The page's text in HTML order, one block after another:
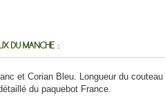
DU MANCHE :
et Corian Bleu. Longueur du
du paquebot France.